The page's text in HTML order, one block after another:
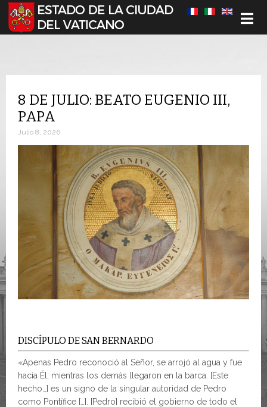
Seleccione su idioma
8 DE JULIO: BEATO EUGENIO III,
PAPA
Julio 8, 2026
DISCÍPULO DE SAN BERNARDO
«Apenas Pedro reconoció al Señor, se arrojó al agua y fue
hacia Él, mientras los demás llegaron en la barca. [Este
hecho…] es un signo de la singular autoridad de Pedro
como Pontífice […]. [Pedro] recibió el gobierno de todo el